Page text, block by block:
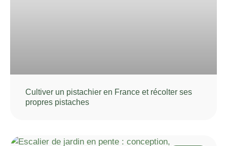
Cultiver un pistachier en France et récolter ses
propres pistaches